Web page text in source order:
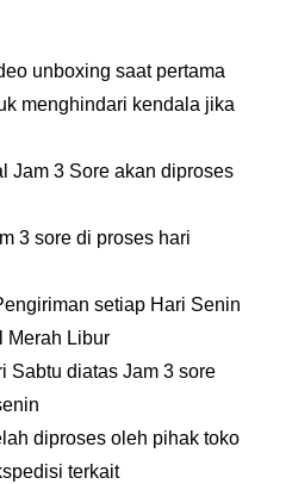
unboxing saat pertama
menghindari kendala jika
Jam 3 Sore akan diproses
3 sore di proses hari
setiap Hari Senin
Merah Libur
Sabtu diatas Jam 3 sore
diproses oleh pihak toko
terkait